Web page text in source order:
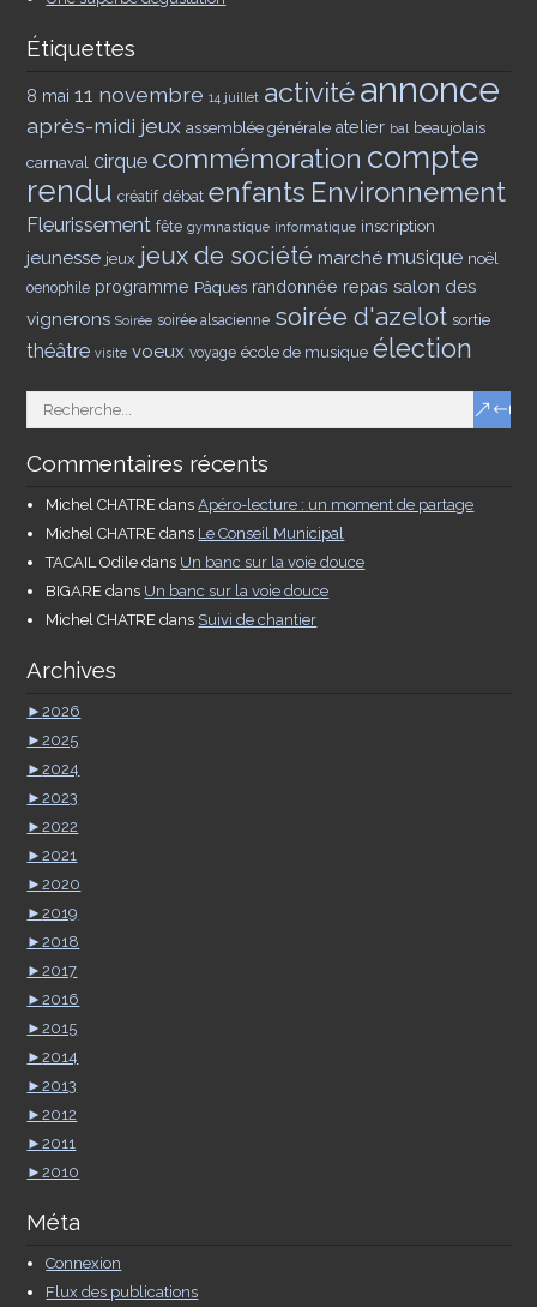
Étiquettes
8 mai 11 novembre 14 juillet activitéannonce
après-midi jeux assemblée générale atelier bal beaujolais
carnaval cirque commémoration compte
rendu créatif débat enfants Environnement
Fleurissement fête gymnastique informatique inscription
jeunesse jeux jeux de société marché musique noël
oenophile programme Pâques randonnée repas salon des
vignerons Soirée soirée alsacienne soirée d'azelot sortie
théâtre visite voeux voyage école de musique élection
Commentaires récents
Michel CHATRE dansApéro-lecture : un moment de partage
Michel CHATRE dans Le Conseil Municipal
TACAIL Odile dans Un banc sur la voie douce
BIGARE dans Un banc sur la voie douce
Michel CHATRE dans Suivi de chantier
Archives
►2026
►2025
►2024
►2023
►2022
►2021
►2020
►2019
►2018
►2017
►2016
►2015
►2014
►2013
►2012
►2011
►2010
Méta
Connexion
Flux des publications